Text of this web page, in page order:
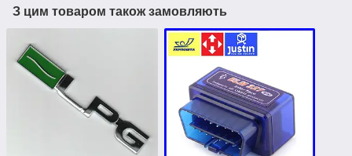
З цим товаром також замовляють